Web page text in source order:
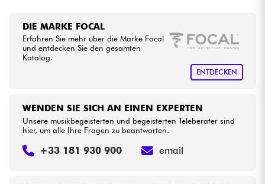
DIE MARKE FOCAL
Erfahren Sie mehr über die Marke Focal
und entdecken Sie den gesamten
Katalog.
ENTDECKEN
WENDEN SIE SICH AN EINEN EXPERTEN
Unsere musikbegeisterten und begeisterten Teleberater sind
hier, um alle Ihre Fragen zu beantworten.
+33 181 930 900 email